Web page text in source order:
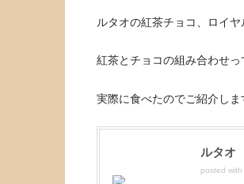
ルタオの紅茶チョコ、ロイ
紅茶とチョコの組み合わせ
実際に食べたのでご紹介しま
ルタオ
posted with